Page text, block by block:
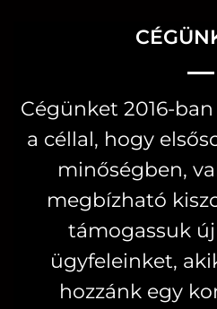
több
A
változatok
a
termékoldalon
választhatók
ki
Cégünket 2016-
a céllal, hogy
minőségben,
megbízható
támogassuk
ügyfeleinket,
hozzánk egy